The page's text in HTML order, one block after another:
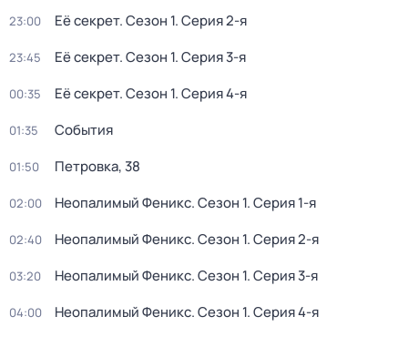
23:00 Её секрет. Сезон 1. Серия 2-я
23:45 Её секрет. Сезон 1. Серия 3-я
00:35 Её секрет. Сезон 1. Серия 4-я
01:35 События
01:50 Петровка, 38
02:00 Неопалимый Феникс. Сезон 1. Серия 1-я
02:40 Неопалимый Феникс. Сезон 1. Серия 2-я
03:20 Неопалимый Феникс. Сезон 1. Серия 3-я
04:00 Неопалимый Феникс. Сезон 1. Серия 4-я